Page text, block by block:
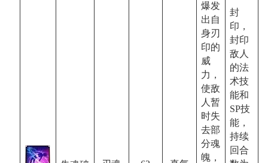
爆发
出自
身刃
印的
威
力，
使敌
人暂
时失
去部
分魂
魄，
封
印，
封印
敌人
的法
术技
能和
SP技
能，
持续
回合